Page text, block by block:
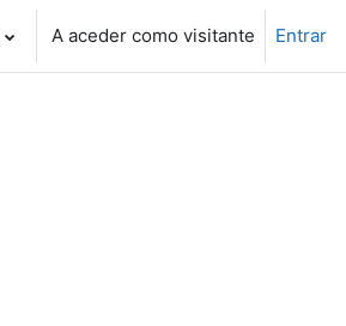
A aceder como visitante Entrar